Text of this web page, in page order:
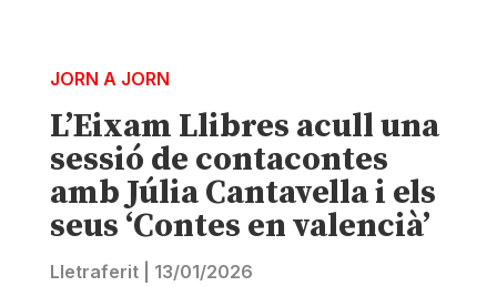
JORN A JORN
L’Eixam Llibres acull una
sessió de contacontes
amb Júlia Cantavella i els
seus ‘Contes en valencià’
Lletraferit| 13/01/2026